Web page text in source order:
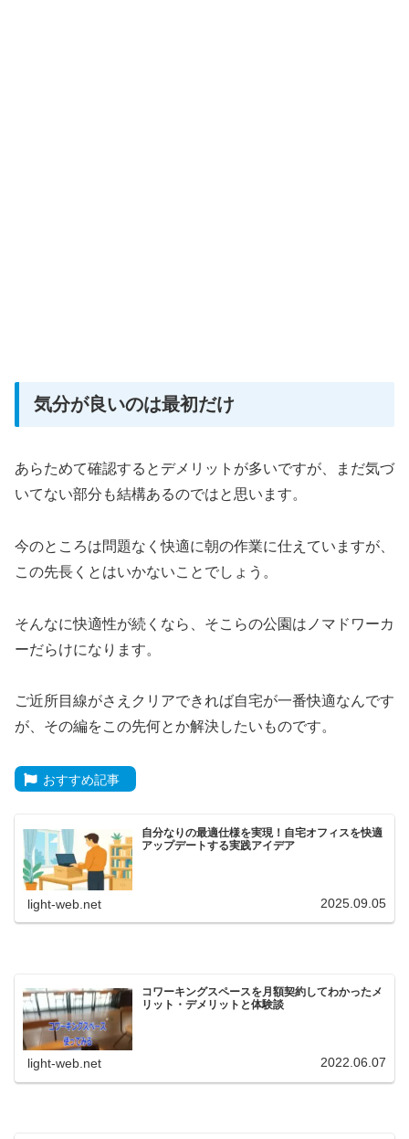
気分が良いのは最初だけ
あらためて確認するとデメリットが多いですが、まだ気づ
いてない部分も結構あるのではと思います。
今のところは問題なく快適に朝の作業に仕えていますが、
この先長くとはいかないことでしょう。
そんなに快適性が続くなら、そこらの公園はノマドワーカ
ーだらけになります。
ご近所目線がさえクリアできれば自宅が一番快適なんです
が、その編をこの先何とか解決したいものです。
おすすめ記事
自分なりの最適仕様を実現！自宅オフィスを快適
アップデートする実践アイデア
light-web.net 2025.09.05
コワーキングスペースを月額契約してわかったメ
リット・デメリットと体験談
light-web.net 2022.06.07